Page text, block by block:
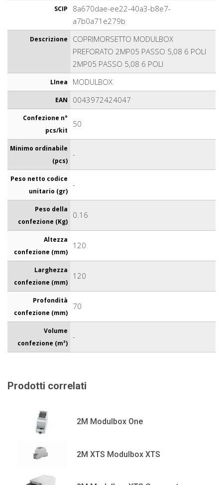
SCIP
8a670dae-ee22-40a3-b8e7-
a7b0a71e279b
Descrizione
COPRIMORSETTO MODULBOX
PREFORATO 2MP05 PASSO 5,08 6 POLI
2MP05 PASSO 5,08 6 POLI
LInea MODULBOX
EAN 0043972424047
Confezione n°
pcs/kit
50
Minimo ordinabile
(pcs)
-
Peso netto codice
unitario (gr)
-
Peso della
confezione (Kg)
0.16
Altezza
confezione (mm)
120
Larghezza
confezione (mm)
120
Profondità
confezione (mm)
70
Volume
confezione (m³)
-
Prodotti correlati
2M Modulbox One
2M XTS Modulbox XTS